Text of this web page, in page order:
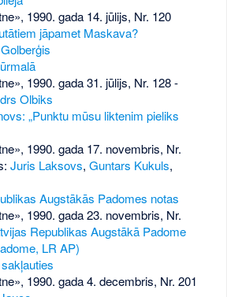
1990. gada 14. jūlijs, Nr. 120
jāpamet Maskava?
1990. gada 31. jūlijs, Nr. 128-
Olbiks
„Punktu mūsu liktenim pieliks
1990. gada 17. novembris, Nr.
Juris Laksovs, Guntars Kukuls,
Augstākās Padomes notas
1990. gada 23. novembris, Nr.
Republikas Augstākā Padome
LR AP)
1990. gada 4. decembris, Nr. 201